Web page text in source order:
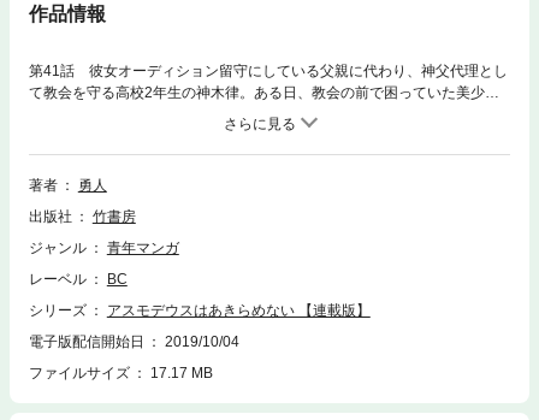
作品情報
第41話 彼女オーディション留守にしている父親に代わり、神父代理とし
て教会を守る高校2年生の神木律。ある日、教会の前で困っていた美少女
を助ける。しかし、彼女は古の時代にソロモン王が指輪によって使役して
いた７２柱の悪魔のひとり「アスモデウス」だった…!? ※この作品はWE
Bコミックサイト「まんがライフSTORIAダッシュ」にて掲載されたもので
す。
著者
勇人
出版社
竹書房
ジャンル
青年マンガ
レーベル
BC
シリーズ
アスモデウスはあきらめない 【連載版】
電子版配信開始日
2019/10/04
ファイルサイズ
17.17 MB